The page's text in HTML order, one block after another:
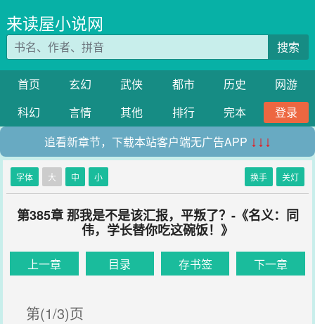
来读屋小说网
搜索
首页 玄幻 武侠 都市 历史
网游
科幻
言情 其他 排行 完本
登录
追看新章节，下载本站客户端无广告APP ↓↓↓
字体 大 中 小 换手 关灯
第385章 那我是不是该汇报，平叛了？-《名义：同
伟，学长替你吃这碗饭！》
上一章 目录 存书签 下一章
第(1/3)页